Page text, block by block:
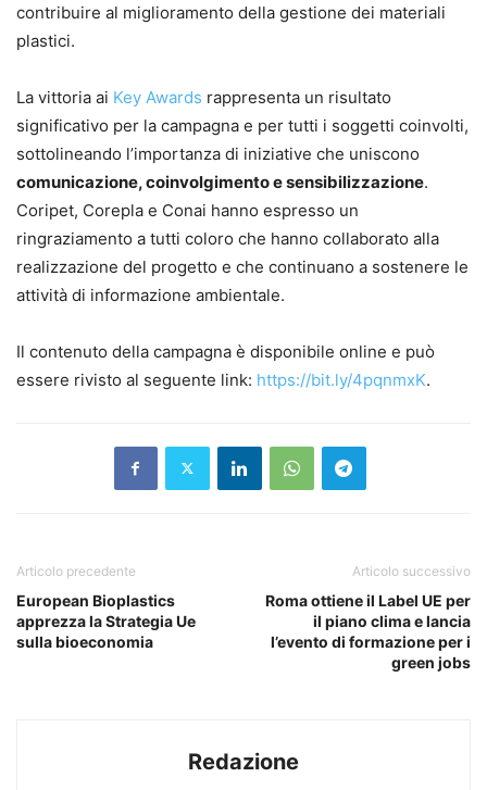
contribuire al miglioramento della gestione dei materiali
plastici.
La vittoria ai Key Awards rappresenta un risultato
significativo per la campagna e per tutti i soggetti coinvolti,
sottolineando l’importanza di iniziative che uniscono
comunicazione, coinvolgimento e sensibilizzazione.
Coripet, Corepla e Conai hanno espresso un
ringraziamento a tutti coloro che hanno collaborato alla
realizzazione del progetto e che continuano a sostenere le
attività di informazione ambientale.
Il contenuto della campagna è disponibile online e può
essere rivisto al seguente link: https://bit.ly/4pqnmxK.
Articolo precedente
European Bioplastics
apprezza la Strategia Ue
sulla bioeconomia
Articolo successivo
Roma ottiene il Label UE per
il piano clima e lancia
l’evento di formazione per i
green jobs
Redazione